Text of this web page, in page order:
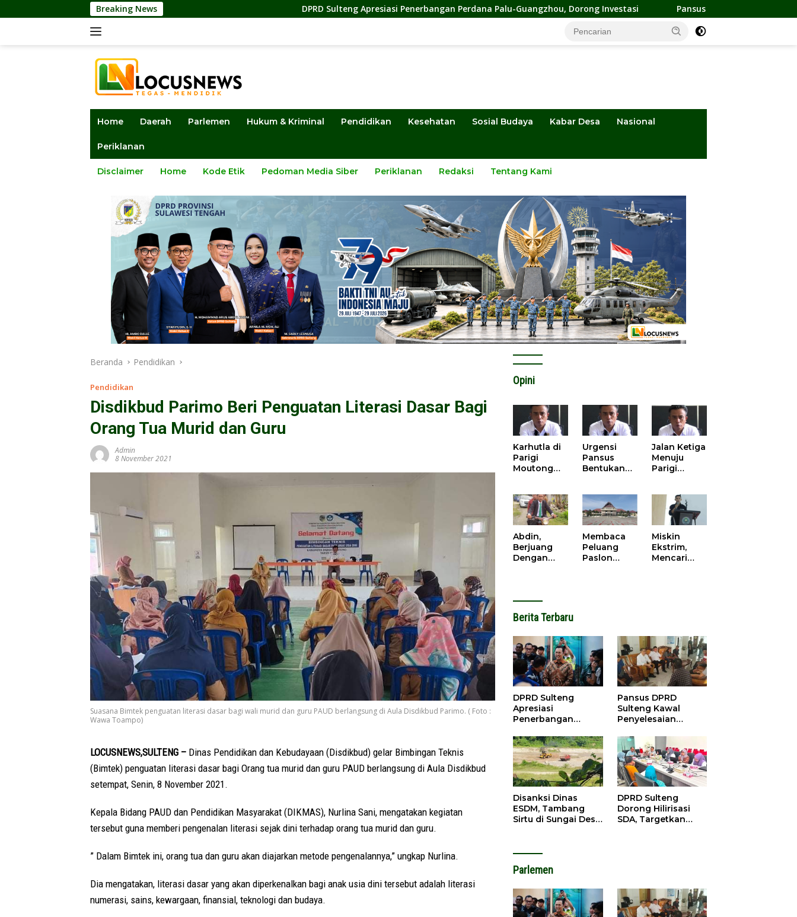
ke
Breaking News DPRD Sulteng Apresiasi Penerbangan Perdana Palu-Guangzhou, Dorong Investasi Pansus DPRD Sulteng Kawal Penyelesaian Konflik
Home Daerah Parlemen Hukum & Kriminal Pendidikan Kesehatan Sosial Budaya Kabar Desa Nasional
Periklanan
Disclaimer Home Kode Etik Pedoman Media Siber Periklanan Redaksi Tentang Kami
Beranda Pendidikan
Pendidikan
Disdikbud Parimo Beri Penguatan Literasi Dasar Bagi
Orang Tua Murid dan Guru
Admin
8 November 2021
Suasana Bimtek penguatan literasi dasar bagi wali murid dan guru PAUD berlangsung di Aula Disdikbud Parimo. ( Foto :
Wawa Toampo)
LOCUSNEWS,SULTENG – Dinas Pendidikan dan Kebudayaan (Disdikbud) gelar Bimbingan Teknis
(Bimtek) penguatan literasi dasar bagi Orang tua murid dan guru PAUD berlangsung di Aula Disdikbud
setempat, Senin, 8 November 2021.
Kepala Bidang PAUD dan Pendidikan Masyarakat (DIKMAS), Nurlina Sani, mengatakan kegiatan
tersebut guna memberi pengenalan literasi sejak dini terhadap orang tua murid dan guru.
” Dalam Bimtek ini, orang tua dan guru akan diajarkan metode pengenalannya,” ungkap Nurlina.
Dia mengatakan, literasi dasar yang akan diperkenalkan bagi anak usia dini tersebut adalah literasi
numerasi, sains, kewargaan, finansial, teknologi dan budaya.
Opini
Karhutla di
Parigi
Moutong
Tantangan
Tata Kelola
Mitigasi
Bencana
Urgensi
Pansus
Bentukan
Kisruh
Pengusulan
52 Titik
WPR di
Parigi
Moutong.
Jalan Ketiga
Menuju
Parigi
Beradab
Abdin,
Berjuang
Dengan
Naik Motor
Butut
Membaca
Peluang
Paslon
Miskin
Ekstrim,
Mencari
Berita Terbaru
DPRD Sulteng
Apresiasi
Penerbangan
Guangzhou, Dorong
Investasi
Pansus DPRD
Sulteng Kawal
Penyelesaian
Sawit di Tolitoli
Disanksi Dinas
ESDM, Tambang
Sirtu di Sungai Desa
DPRD Sulteng
Dorong Hilirisasi
SDA, Targetkan
Parlemen